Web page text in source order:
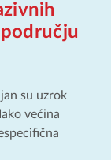
su uzrok
većina